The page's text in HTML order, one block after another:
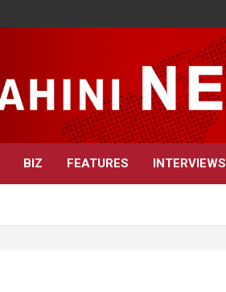
BIZ FEATURES INTERVIEWS